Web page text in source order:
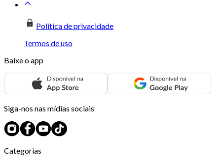
Política de privacidade
Termos de uso
Baixe o app
Siga-nos nas mídias sociais
Categorias